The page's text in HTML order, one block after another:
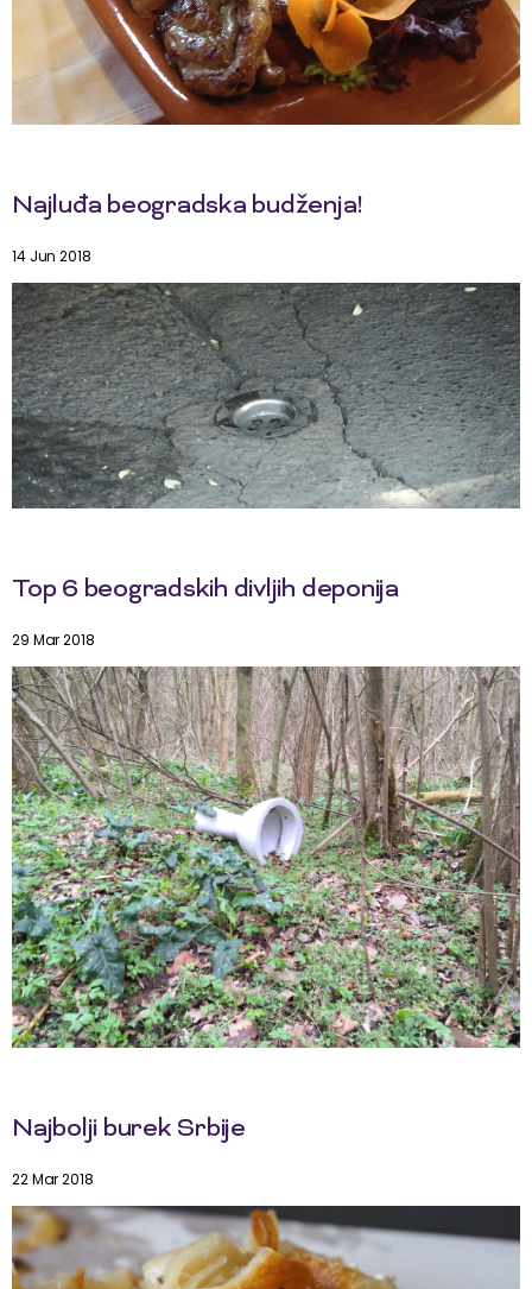
Najluđa beogradska budženja!
14 Jun 2018
Top 6 beogradskih divljih deponija
29 Mar 2018
Najbolji burek Srbije
22 Mar 2018